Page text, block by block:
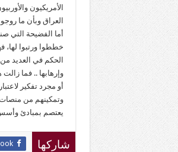
الأمريكيون
العراق وبأن ما
أما الفضيحة التي
خططوا ورتبوا
الحكم في العديد
وإرهابها .. فما
أو مجرد تفكير
وتمكينهم من
يعتصم بمبادئ وأسس
شاركها